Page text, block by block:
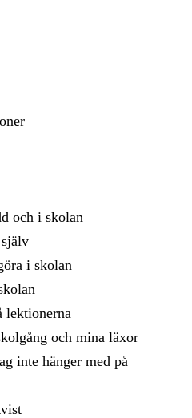
och i skolan
i skolan
lektionerna
och mina läxor
inte hänger med på